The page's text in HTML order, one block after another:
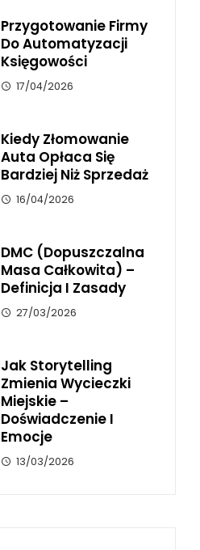
Przygotowanie Firmy
Do Automatyzacji
Księgowości
17/04/2026
Kiedy Złomowanie
Auta Opłaca Się
Bardziej Niż Sprzedaż
16/04/2026
DMC (dopuszczalna
Masa Całkowita) –
Definicja I Zasady
27/03/2026
Jak Storytelling
Zmienia Wycieczki
Miejskie –
Doświadczenie I
Emocje
13/03/2026